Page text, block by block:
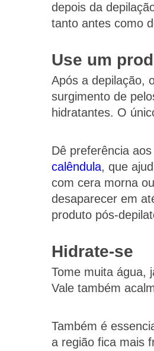
depois da
tanto antes como
Use um
Após a depilação,
surgimento de
hidratantes. O
Dê preferência
calêndula, que
com cera morna
desaparecer em
produto pós-
Hidrate-se
Tome muita água,
Vale também
Também é
a região fica mais